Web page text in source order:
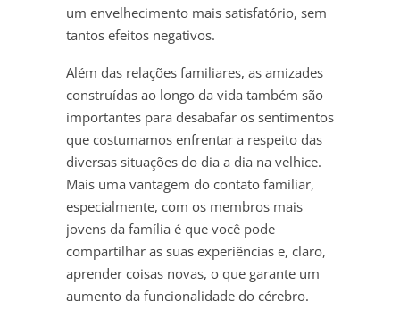
um envelhecimento mais satisfatório, sem
tantos efeitos negativos.
Além das relações familiares, as amizades
construídas ao longo da vida também são
importantes para desabafar os sentimentos
que costumamos enfrentar a respeito das
diversas situações do dia a dia na velhice.
Mais uma vantagem do contato familiar,
especialmente, com os membros mais
jovens da família é que você pode
compartilhar as suas experiências e, claro,
aprender coisas novas, o que garante um
aumento da funcionalidade do cérebro.